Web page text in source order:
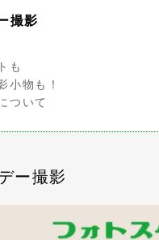
撮影
も
小物も！
ついて
ー撮影